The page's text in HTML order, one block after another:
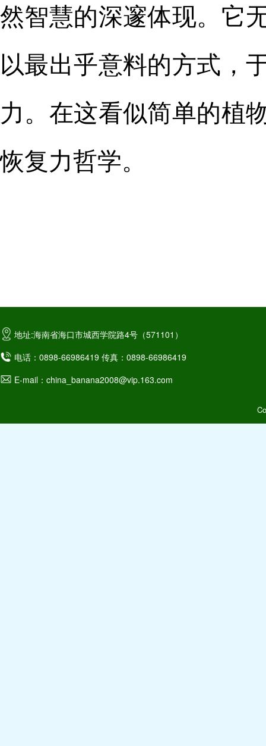
然智慧的深邃体现。它
以最出乎意料的方式，
力。在这看似简单的植
恢复力哲学。
地址:海南省海口市城西学院路4号（571101）
电话：0898-66986419 传真：0898-66986419
E-mail：china_banana2008@vip.163.com